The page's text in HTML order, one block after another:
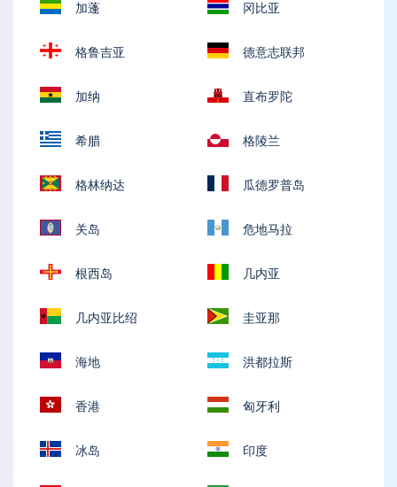
加蓬 冈比亚
格鲁吉亚 德意志联邦
加纳 直布罗陀
希腊 格陵兰
格林纳达 瓜德罗普岛
关岛 危地马拉
根西岛 几内亚
几内亚比绍 圭亚那
海地 洪都拉斯
香港 匈牙利
冰岛 印度